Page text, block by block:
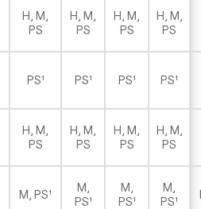
H, M,
PS
H, M,
PS
H, M,
PS
H, M,
PS
PS¹ PS¹ PS¹ PS¹
H, M,
PS
H, M,
PS
H, M,
PS
H, M,
PS
M, PS¹
M,
PS¹
M,
PS¹
M,
PS¹